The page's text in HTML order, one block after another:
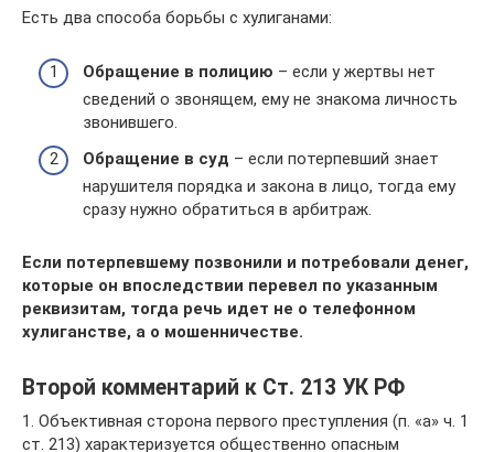
Есть два способа борьбы с хулиганами:
Обращение в полицию – если у жертвы нет
сведений о звонящем, ему не знакома личность
звонившего.
Обращение в суд – если потерпевший знает
нарушителя порядка и закона в лицо, тогда ему
сразу нужно обратиться в арбитраж.
Если потерпевшему позвонили и потребовали денег,
которые он впоследствии перевел по указанным
реквизитам, тогда речь идет не о телефонном
хулиганстве, а о мошенничестве.
Второй комментарий к Ст. 213 УК РФ
1. Объективная сторона первого преступления (п. «а» ч. 1
ст. 213) характеризуется общественно опасным